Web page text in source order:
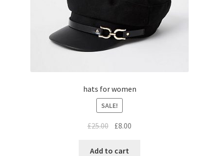
hats for women
SALE!
£25.00 £8.00
Add to cart